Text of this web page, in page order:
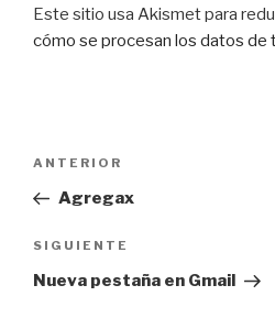
Este sitio usa Akismet para
cómo se procesan los datos de
entradas
Entrada
anterior:
ANTERIOR
Agregax
Siguiente
entrada
SIGUIENTE
Nueva pestaña en Gmail